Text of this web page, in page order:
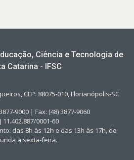
Ciência e Tecnologia de
Catarina - IFSC
CEP: 88075-010, Florianópolis-SC
9000 | Fax: (48) 3877-9060
11.402.887/0001-60
das 8h às 12h e das 13h às 17h, de
a sexta-feira.